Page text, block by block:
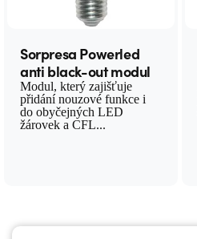
Sorpresa Powerled
anti black-out modul
Modul, který zajišťuje
přidání nouzové funkce i
do obyčejných LED
žárovek a CFL...